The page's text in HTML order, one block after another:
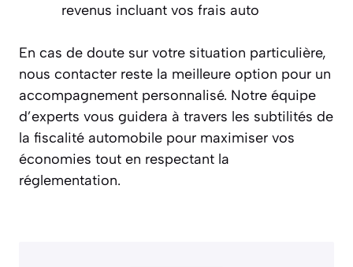
revenus incluant vos frais auto
En cas de doute sur votre situation particulière,
nous contacter reste la meilleure option pour un
accompagnement personnalisé. Notre équipe
d’experts vous guidera à travers les subtilités de
la fiscalité automobile pour maximiser vos
économies tout en respectant la
réglementation.